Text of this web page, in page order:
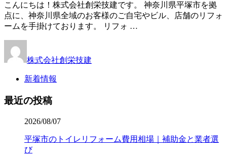
こんにちは！株式会社創栄技建です。 神奈川県平塚市を拠
点に、神奈川県全域のお客様のご自宅やビル、店舗のリフォ
ームを手掛けております。 リフォ …
株式会社創栄技建
新着情報
最近の投稿
2026/08/07
平塚市のトイレリフォーム費用相場｜補助金と業者選
び